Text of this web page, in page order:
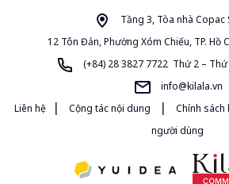
Tầng 3, Tòa nhà Copac
12 Tôn Đản, Phường Xóm Chiếu, TP. Hồ
(+84) 28 3827 7722 Thứ 2 –
info@kilala.vn
Liên hệ
| Cộng tác nội dung | Chính
người dùng